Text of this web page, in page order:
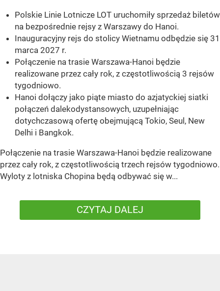
Polskie Linie Lotnicze LOT uruchomiły sprzedaż biletów
na bezpośrednie rejsy z Warszawy do Hanoi.
Inauguracyjny rejs do stolicy Wietnamu odbędzie się 31
marca 2027 r.
Połączenie na trasie Warszawa-Hanoi będzie
realizowane przez cały rok, z częstotliwością 3 rejsów
tygodniowo.
Hanoi dołączy jako piąte miasto do azjatyckiej siatki
połączeń dalekodystansowych, uzupełniając
dotychczasową ofertę obejmującą Tokio, Seul, New
Delhi i Bangkok.
Połączenie na trasie Warszawa-Hanoi będzie realizowane
przez cały rok, z częstotliwością trzech rejsów tygodniowo.
Wyloty z lotniska Chopina będą odbywać się w...
CZYTAJ DALEJ